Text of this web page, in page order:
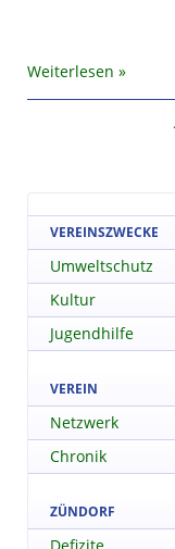
Weiterlesen
VEREINSZWECKE
Umweltschutz
Kultur
Jugendhilfe
VEREIN
Netzwerk
Chronik
ZÜNDORF